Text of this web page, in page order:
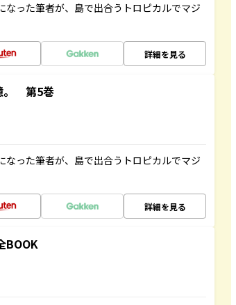
った筆者が、島で出合うトロピカルでマジ
詳細を見る
。 第5巻
った筆者が、島で出合うトロピカルでマジ
詳細を見る
BOOK